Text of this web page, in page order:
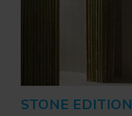
STONE EDITION